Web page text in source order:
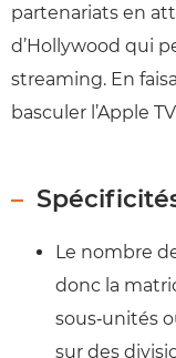
partenariats en
d’Hollywood qui
streaming. En
basculer l’Apple
Le nombre
donc la
sous‑unités
sur des